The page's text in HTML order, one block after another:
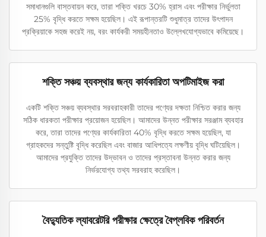
সমাধানগুলি বাস্তবায়ন করে, তারা শক্তি খরচে 30% হ্রাস এবং পরীক্ষার নির্ভুলতা
25% বৃদ্ধি করতে সক্ষম হয়েছিল। এই রূপান্তরটি শুধুমাত্র তাদের উৎপাদন
প্রক্রিয়াকে সহজ করেই নয়, বরং কার্যকরী সময়হীনতাও উল্লেখযোগ্যভাবে কমিয়েছে।
শক্তি সঞ্চয় ব্যবস্থার জন্য কার্যকারিতা অপটিমাইজ করা
একটি শক্তি সঞ্চয় ব্যবস্থার সরবরাহকারী তাদের পণ্যের দক্ষতা নিশ্চিত করার জন্য
সঠিক ধারকতা পরীক্ষার প্রয়োজন হয়েছিল। আমাদের উন্নত পরীক্ষার সরঞ্জাম ব্যবহার
করে, তারা তাদের পণ্যের কার্যকারিতা 40% বৃদ্ধি করতে সক্ষম হয়েছিল, যা
গ্রাহকদের সন্তুষ্টি বৃদ্ধি করেছিল এবং বাজার আধিপত্যে লক্ষণীয় বৃদ্ধি ঘটিয়েছিল।
আমাদের প্রযুক্তি তাদের উদ্ভাবন ও তাদের প্রস্তাবনা উন্নত করার জন্য
নির্ভরযোগ্য তথ্য সরবরাহ করেছিল।
বৈদ্যুতিক ল্যাবরেটরি পরীক্ষার ক্ষেত্রে বৈপ্লবিক পরিবর্তন